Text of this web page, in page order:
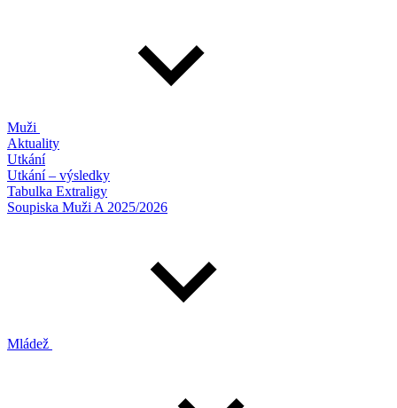
Muži
Aktuality
Utkání
Utkání – výsledky
Tabulka Extraligy
Soupiska Muži A 2025/2026
Mládež